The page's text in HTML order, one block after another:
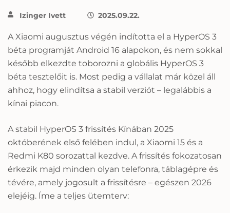
Izinger Ivett 2025.09.22.
A Xiaomi augusztus végén indította el a HyperOS 3
béta programját Android 16 alapokon, és nem sokkal
később elkezdte toborozni a globális HyperOS 3
béta tesztelőit is. Most pedig a vállalat már közel áll
ahhoz, hogy elindítsa a stabil verziót – legalábbis a
kínai piacon.
A stabil HyperOS 3 frissítés Kínában 2025
októberének első felében indul, a Xiaomi 15 és a
Redmi K80 sorozattal kezdve. A frissítés fokozatosan
érkezik majd minden olyan telefonra, táblagépre és
tévére, amely jogosult a frissítésre – egészen 2026
elejéig. Íme a teljes ütemterv: